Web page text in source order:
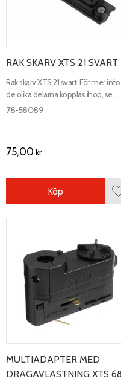
RAK SKARV XTS 21 SVART
Rak skarv XTS 21 svart. För mer
de olika delarna kopplas ihop, se
kopplingsschema.
78-58089
75,00 kr
Köp
MULTIADAPTER MED
DRAGAVLASTNING XTS 68